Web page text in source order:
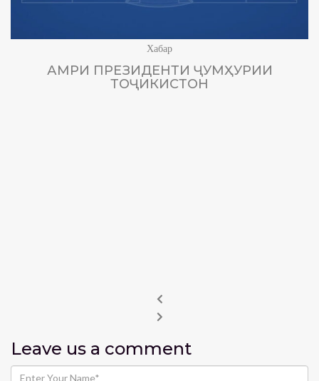
Хабар
АМРИ ПРЕЗИДЕНТИ ҶУМҲУРИИ
ТОҶИКИСТОН
Leave us a comment